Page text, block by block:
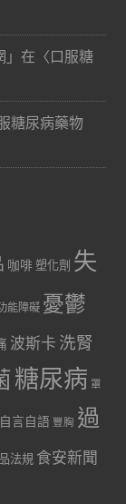
」在〈口服糖
糖尿病藥物
咖啡 塑化劑 失
能障礙 憂鬱
波斯卡 洗腎
糖尿病 罩
自言自語 豐胸 過
法規 食安新聞